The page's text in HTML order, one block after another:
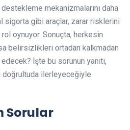
mekanizmalarını daha
sigorta gibi araçlar, zarar risklerini
oynuyor. Sonuçta, herkesin
belirsizlikleri ortadan kalkmadan
İşte bu sorunun yanıtı,
doğrultuda ilerleyeceğiyle
Sorular